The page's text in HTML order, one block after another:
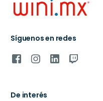
Síguenos en redes
De interés